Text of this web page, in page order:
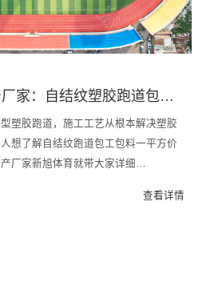
陕西塑胶跑道生产厂家：自结纹塑胶跑道包工包料一平方价格多少钱
塑胶跑道，施工工艺从根本解决塑胶
想了解自结纹跑道包工包料一平方价
厂家新旭体育就带大家详细…
查看详情